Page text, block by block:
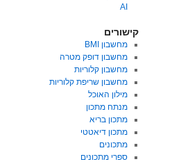
AI
קישורים
מחשבון BMI
מחשבון דופק מטרה
מחשבון קלוריות
מחשבון שריפת קלוריות
מילון האוכל
מנתח מתכון
מתכון בריא
מתכון דיאטטי
מתכונים
ספרי מתכונים